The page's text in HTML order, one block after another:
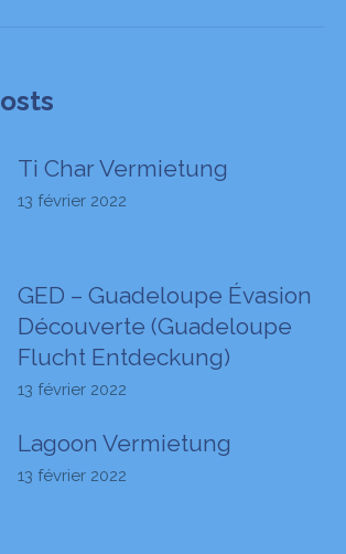
Ti Char Vermietung
13 février 2022
GED – Guadeloupe Évasion
Découverte (Guadeloupe
Flucht Entdeckung)
13 février 2022
Lagoon Vermietung
13 février 2022